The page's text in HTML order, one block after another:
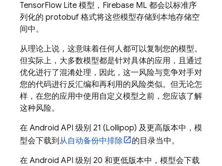
TensorFlow Lite 模型， Firebase ML 都会以标准序
列化的 protobuf 格式将这些模型存储到本地存储空
间中。
从理论上说，这意味着任何人都可以复制您的模型。
但实际上，大多数模型都是针对具体的应用，且通过
优化进行了混淆处理，因此，这一风险与竞争对手对
您的代码进行反汇编和再利用的风险类似。但无论怎
样，在您的应用中使用自定义模型之前，您应该了解
这种风险。
在 Android API 级别 21 (Lollipop) 及更高版本中，模
型会下载到从自动备份中排除
的目录当中。
在 Android API 级别 20 和更低版本中，模型会下载